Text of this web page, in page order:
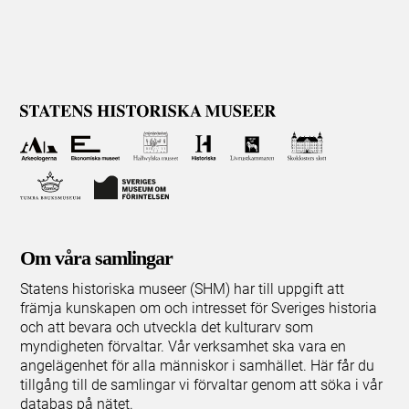
Om våra samlingar
Statens historiska museer (SHM) har till uppgift att
främja kunskapen om och intresset för Sveriges historia
och att bevara och utveckla det kulturarv som
myndigheten förvaltar. Vår verksamhet ska vara en
angelägenhet för alla människor i samhället. Här får du
tillgång till de samlingar vi förvaltar genom att söka i vår
databas på nätet.